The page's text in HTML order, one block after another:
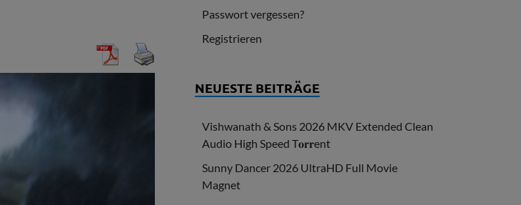
Passwort vergessen?
Registrieren
NEUESTE BEITRÄGE
Vishwanath & Sons 2026 MKV Extended Clean
Audio High Speed T𝐨𝐫𝐫ent
Sunny Dancer 2026 UltraHD Full Movie
Magnet